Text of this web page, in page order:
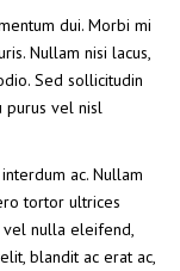
dui. Morbi mi
Nullam nisi lacus,
Sed sollicitudin
purus vel nisl
ac. Nullam
tortor ultrices
vel nulla eleifend,
blandit ac erat ac,